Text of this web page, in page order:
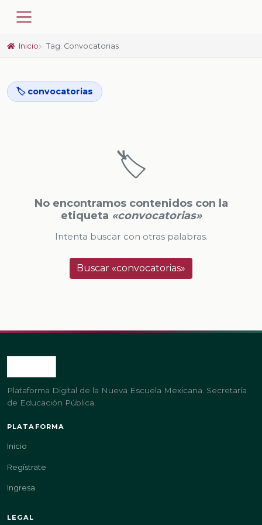
Inicio Tag: Convocatorias
🏷️ convocatorias
🏷️
No encontramos contenidos con la
etiqueta «convocatorias»
Intenta buscar con otras palabras.
Buscar «convocatorias»
Plataforma Digital de la Nueva Escuela Mexicana. Secretaría
de Educación Pública.
PLATAFORMA
Inicio
Regístrate
Ingresa
LEGAL